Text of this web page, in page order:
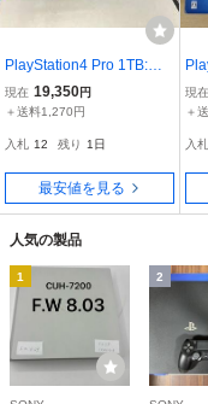
PlayStation4 Pro 1TB:ジ
ェット・ブラック(CUH7
200BB01)初期化済み
現在 19,350円
＋送料1,270円
入札 12 残り 1日
最安値を見る
ト
現在
＋
入札
人気の製品
1 2